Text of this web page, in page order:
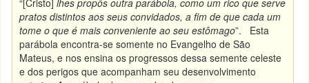
“[Cristo]lhes propôs outra parábola, como um rico que serve
pratos distintos aos seus convidados, a fim de que cada um
tome o que é mais conveniente ao seu estômago”. Esta
parábola encontra-se somente no Evangelho de São
Mateus, e nos ensina os progressos dessa semente celeste
e dos perigos que acompanham seu desenvolvimento